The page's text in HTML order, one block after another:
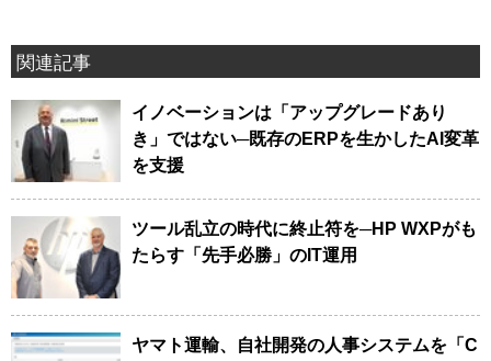
関連記事
イノベーションは「アップグレードあり
き」ではない─既存のERPを生かしたAI変革
を支援
ツール乱立の時代に終止符を─HP WXPがも
たらす「先手必勝」のIT運用
ヤマト運輸、自社開発の人事システムを「C